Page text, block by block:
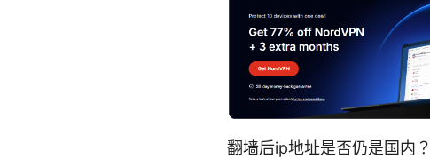
翻墙后ip地址是否仍是国内